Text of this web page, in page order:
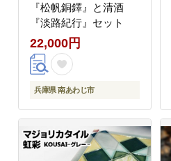
『松帆銅鐸』と清酒
『淡路紀行』セット
22,000円
兵庫県 南あわじ市